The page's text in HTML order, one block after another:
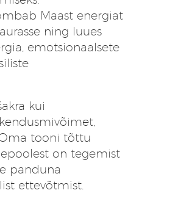
Maast energiat
ning luues
emotsionaalsete
kui
tooni tõttu
on tegemist
panduna
ettevõtmist.